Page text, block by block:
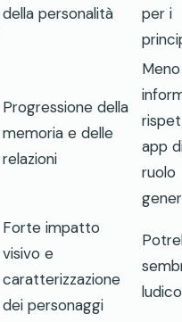
della personalità
per i
Progressione della
memoria e delle
relazioni
Meno
app
ruolo
Forte impatto
visivo e
caratterizzazione
dei personaggi
ludico